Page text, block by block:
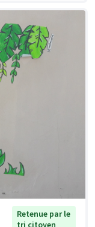
Retenue par le
tri citoyen